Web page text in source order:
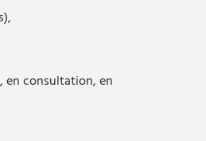
en consultation, en